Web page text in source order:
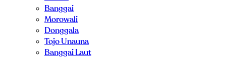
Banggai
Morowali
Donggala
Tojo Unauna
Banggai Laut